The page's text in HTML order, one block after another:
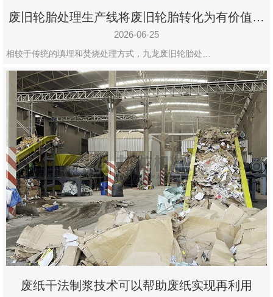
废旧轮胎处理生产线将废旧轮胎转化为有价值的
资源
2026-06-25
相较于传统的填埋和焚烧处理方式，九龙废旧轮胎处…
废纸干法制浆技术可以帮助废纸实现再利用